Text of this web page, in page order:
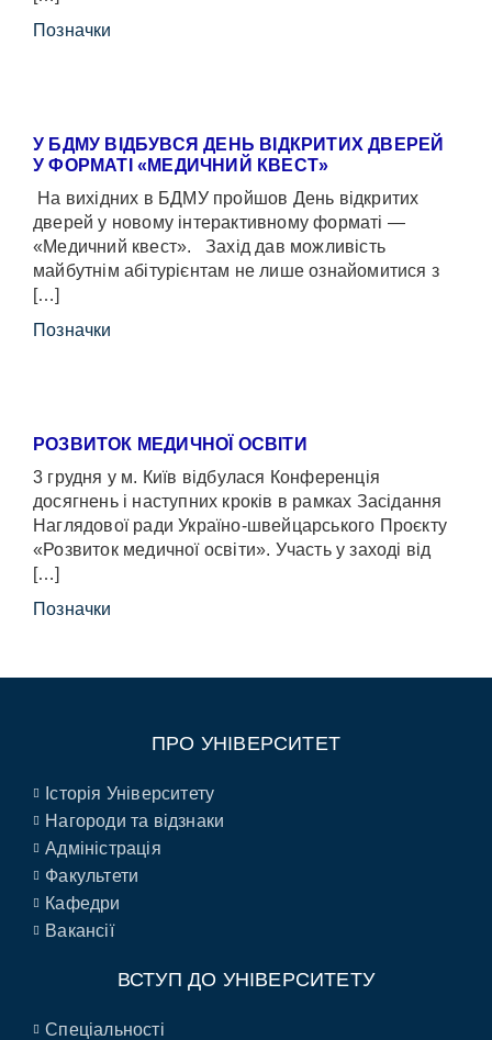
Позначки
У БДМУ ВІДБУВСЯ ДЕНЬ ВІДКРИТИХ ДВЕРЕЙ
У ФОРМАТІ «МЕДИЧНИЙ КВЕСТ»
На вихідних в БДМУ пройшов День відкритих
дверей у новому інтерактивному форматі —
«Медичний квест». Захід дав можливість
майбутнім абітурієнтам не лише ознайомитися з
[…]
Позначки
РОЗВИТОК МЕДИЧНОЇ ОСВІТИ
3 грудня у м. Київ відбулася Конференція
досягнень і наступних кроків в рамках Засідання
Наглядової ради Україно-швейцарського Проєкту
«Розвиток медичної освіти». Участь у заході від
[…]
Позначки
ПРО УНІВЕРСИТЕТ
Історія Університету
Нагороди та відзнаки
Адміністрація
Факультети
Кафедри
Вакансії
ВСТУП ДО УНІВЕРСИТЕТУ
Спеціальності